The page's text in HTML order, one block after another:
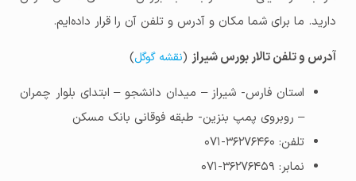
دارید. ما برای شما مکان و آدرس و تلفن آن را قرار داده‌ایم.
آدرس و تلفن تالار بورس شیراز (نقشه گوگل)
استان فارس- شیراز – میدان دانشجو – ابتدای بلوار چمران
– روبروی پمپ بنزین- طبقه فوقانی بانک مسکن
تلفن: ۳۶۲۷۶۴۶۰-۰۷۱
نمابر: ۳۶۲۷۶۴۵۹-۰۷۱